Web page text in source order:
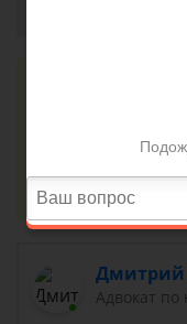
Ответ на
Дмитрий
Адвокат